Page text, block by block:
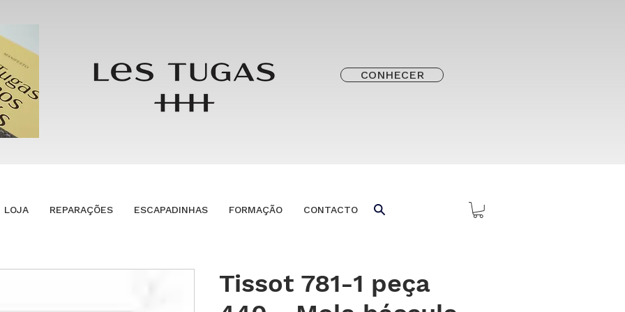
CONHECER
LOJA REPARAÇÕES ESCAPADINHAS FORMAÇÃO CONTACTO
Tissot 781-1 peça